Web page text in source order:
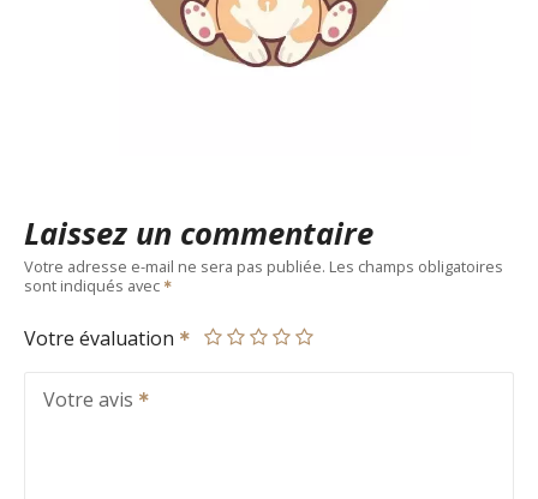
Laissez un commentaire
Votre adresse e-mail ne sera pas publiée. Les champs obligatoires
sont indiqués avec
Votre évaluation
Votre avis